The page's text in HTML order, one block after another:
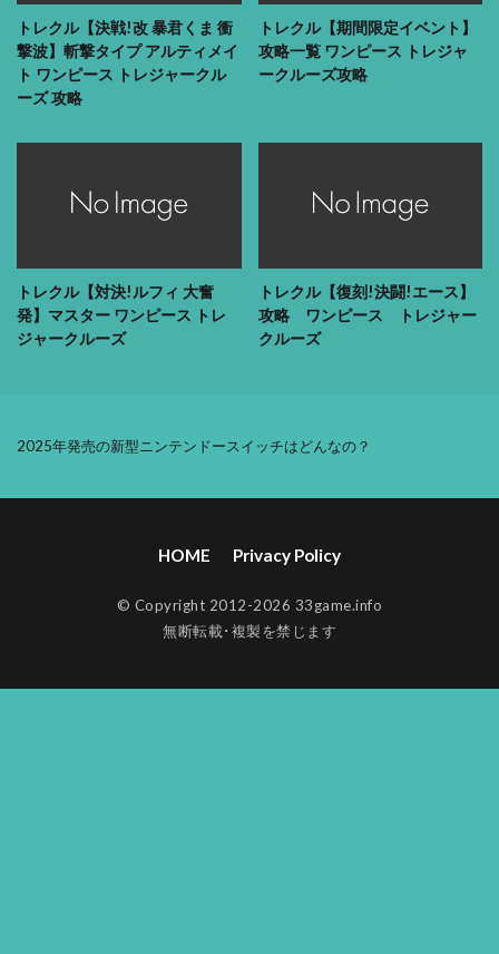
トレクル【決戦!改 暴君くま 衝
撃波】斬撃タイプ アルティメイ
ト ワンピース トレジャークル
ーズ 攻略
トレクル【期間限定イベント】
攻略一覧 ワンピース トレジャ
ークルーズ攻略
トレクル【対決!ルフィ 大奮
発】マスター ワンピース トレ
ジャークルーズ
トレクル【復刻!決闘!エース】
攻略 ワンピース トレジャー
クルーズ
2025年発売の新型ニンテンドースイッチはどんなの？
HOME Privacy Policy
© Copyright 2012-2026 33game.info
無断転載･複製を禁じます